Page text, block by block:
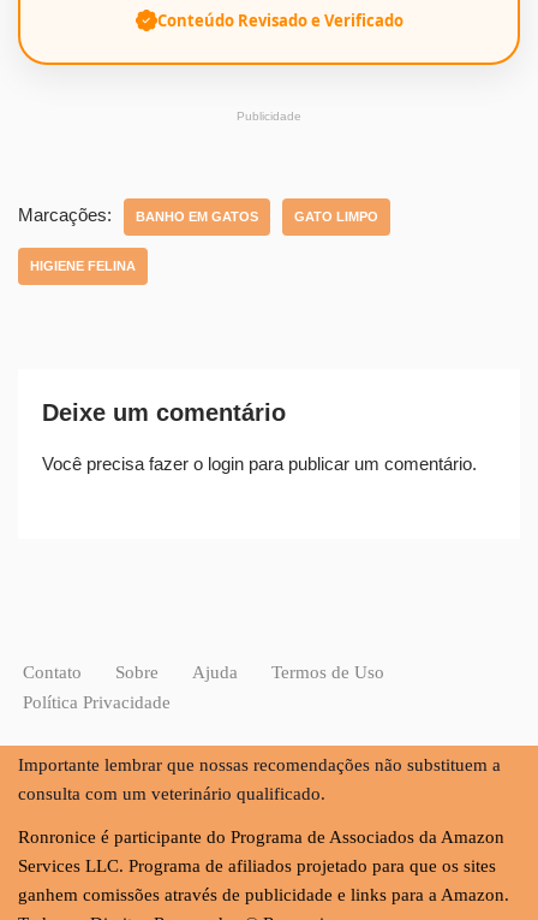
Conteúdo Revisado e Verificado
Publicidade
Marcações: BANHO EM GATOS GATO LIMPO
HIGIENE FELINA
Deixe um comentário
Você precisa fazer o login para publicar um comentário.
Contato Sobre Ajuda
Termos de Uso
Política Privacidade
Importante lembrar que nossas recomendações não substituem a
consulta com um veterinário qualificado.
Ronronice é participante do Programa de Associados da Amazon
Services LLC. Programa de afiliados projetado para que os sites
ganhem comissões através de publicidade e links para a Amazon.